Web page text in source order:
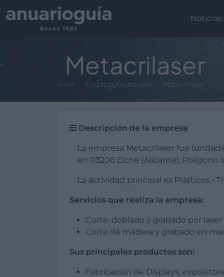
Noticias
Metacrilaser
Inicio Empresa/Profesional Metacrilaser
Descripción de la empresa
La empresa Metacrilaser fue
en 03206 Elche (Alicante), Polígono
La actividad principal es Plásticos -
Servicios que realiza la empresa:
Corte. doblado y grabado por
Corte de madera y grabado en
Sus principales productos son:
Fabricación de Displays,